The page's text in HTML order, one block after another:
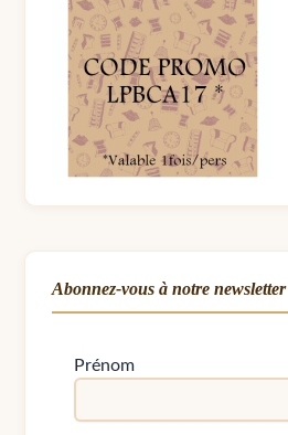
Abonnez-vous à notre newsletter
Prénom